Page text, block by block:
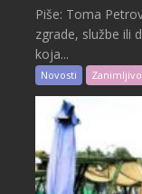
Piše: Toma
zgrade, službe ili
koja...
Novosti